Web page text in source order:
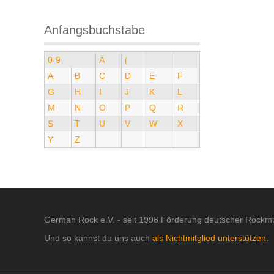
Anfangsbuchstabe
0-9 Ä
(
A
B C D E
F
G
H I J K
L
M
N O P Q
R
S
T U V W
X
Y
Z
German Rock e.V. - seit 1998 Förderung deutscher
Und so kannst du uns auch als Nichtmitglied unterstützen.